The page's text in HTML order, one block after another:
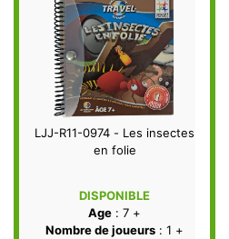
LJJ-R11-0974 - Les insectes
en folie
DISPONIBLE
Age : 7 +
Nombre de joueurs : 1 +